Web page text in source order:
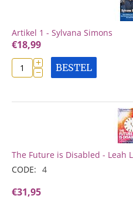
Artikel 1 - Sylvana Simons
€18,99
+
− BESTEL
The Future is Disabled - Leah
CODE: 4
€31,95